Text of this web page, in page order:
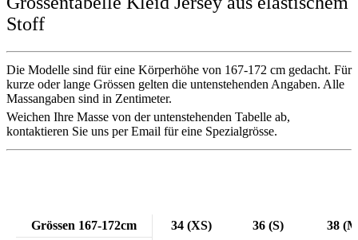
Stoff
Die Modelle sind für eine Körperhöhe von 167-172 cm gedacht. Für
kurze oder lange Grössen gelten die untenstehenden Angaben. Alle
Massangaben sind in Zentimeter.
Weichen Ihre Masse von der untenstehenden Tabelle ab,
kontaktieren Sie uns per Email für eine Spezialgrösse.
Grössen 167-172cm
34 (XS)
36 (S)
38